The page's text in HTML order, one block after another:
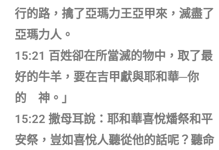
行的路，擒了亞瑪力王亞甲來，滅盡了
亞瑪力人。
15:21 百姓卻在所當滅的物中，取了最
好的牛羊，要在吉甲獻與耶和華─你
的 神。」
15:22 撒母耳說：耶和華喜悅燔祭和平
安祭，豈如喜悅人聽從他的話呢？聽命